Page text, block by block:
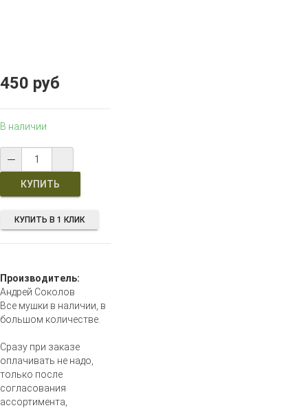
450 руб
В наличии
КУПИТЬ В 1 КЛИК
Производитель:
Андрей Соколов
Все мушки в наличии, в
большом количестве.
Сразу при заказе
оплачивать не надо,
только после
согласования
ассортимента,